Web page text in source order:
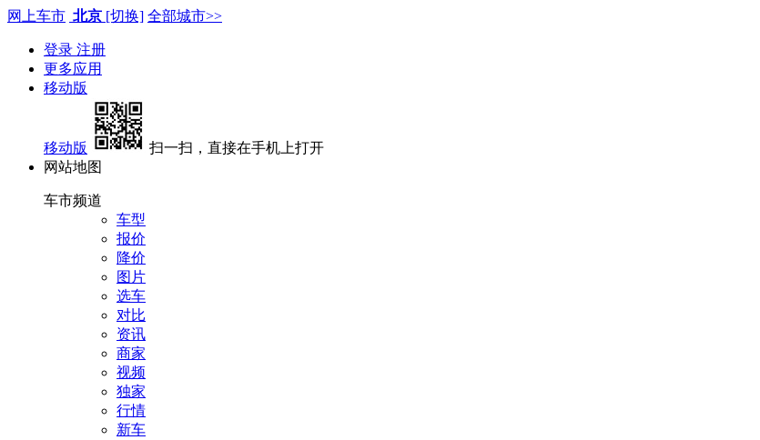
网上车市 北京 [切换] 全部城市>>
登录 注册
更多应用
移动版
移动版
扫一扫，直接在手机上打开
网站地图
车市频道
车型
报价
降价
图片
选车
对比
资讯
商家
视频
独家
行情
新车